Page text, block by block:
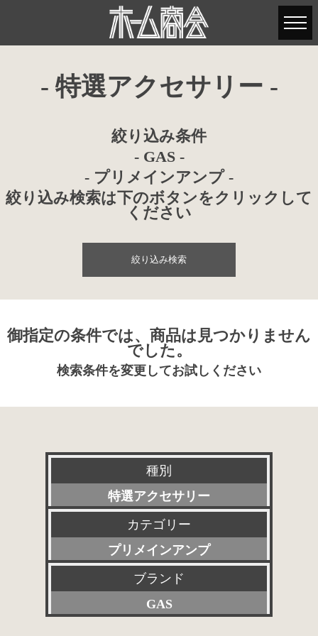
- 特選アクセサリー -
絞り込み条件
- GAS -
- プリメインアンプ -
絞り込み検索は下のボタンをクリックして
ください
絞り込み検索
御指定の条件では、商品は見つかりません
でした。
検索条件を変更してお試しください
種別
特選アクセサリー
新品
委託販売品
特価品
その他委託販売品
カテゴリー
プリメインアンプ
すべて
プリアンプ
ブランド
GAS